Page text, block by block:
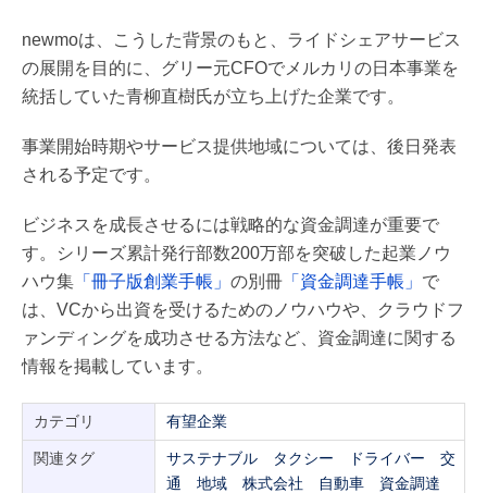
newmoは、こうした背景のもと、ライドシェアサービス
の展開を目的に、グリー元CFOでメルカリの日本事業を
統括していた青柳直樹氏が立ち上げた企業です。
事業開始時期やサービス提供地域については、後日発表
される予定です。
ビジネスを成長させるには戦略的な資金調達が重要で
す。シリーズ累計発行部数200万部を突破した起業ノウ
ハウ集 「冊子版創業手帳」 の別冊 「資金調達手帳」 で
は、VCから出資を受けるためのノウハウや、クラウドフ
ァンディングを成功させる方法など、資金調達に関する
情報を掲載しています。
カテゴリ 有望企業
関連タグ サステナブル タクシー ドライバー
交
通
地域 株式会社 自動車 資金調達